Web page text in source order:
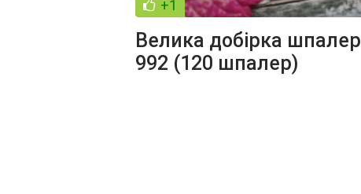
+1
Велика добірка шпалер
992 (120 шпалер)